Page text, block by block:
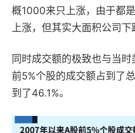
概1000来只上涨，由于都
上涨，但其实大面积公司下
同时成交额的极致也与当
前5%个股的成交额占到了
到了46.1%。